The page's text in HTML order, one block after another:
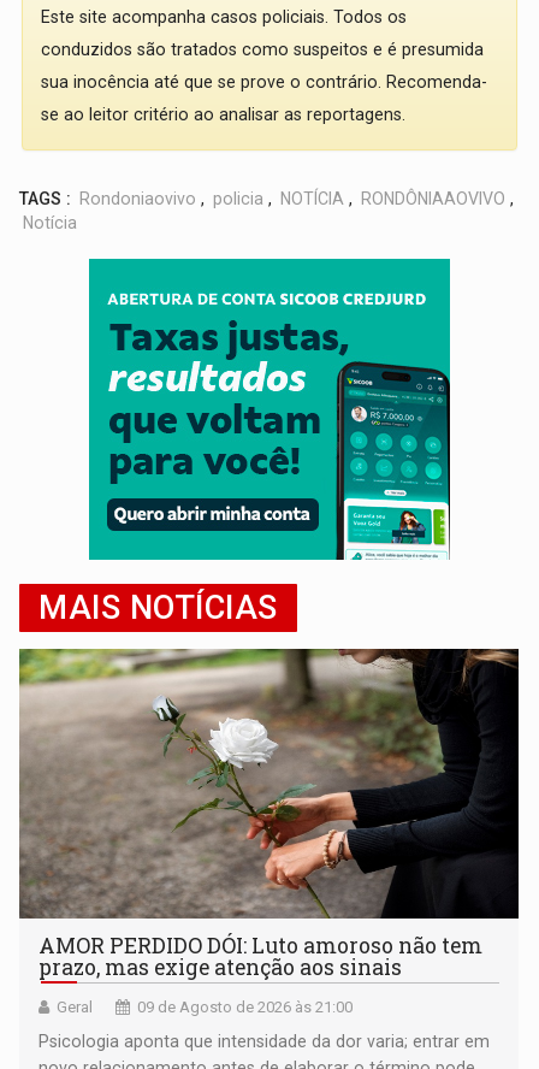
Este site acompanha casos policiais. Todos os
conduzidos são tratados como suspeitos e é presumida
sua inocência até que se prove o contrário. Recomenda-
se ao leitor critério ao analisar as reportagens.
TAGS : Rondoniaovivo , policia , NOTÍCIA , RONDÔNIAAOVIVO ,
Notícia
MAIS NOTÍCIAS
AMOR PERDIDO DÓI: Luto amoroso não tem
prazo, mas exige atenção aos sinais
Geral 09 de Agosto de 2026 às 21:00
Psicologia aponta que intensidade da dor varia; entrar em